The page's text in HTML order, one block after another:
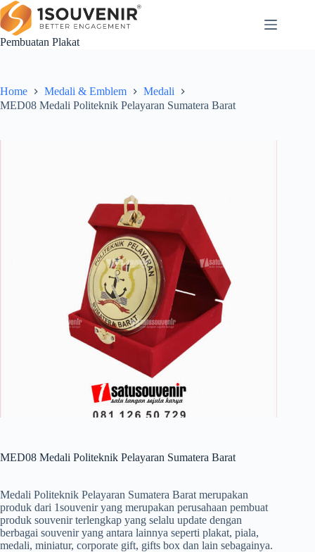
Skip
to
content
Pembuatan Plakat
Home Medali & Emblem
Medali
MED08 Medali Politeknik Pelayaran Sumatera Barat
MED08 Medali Politeknik Pelayaran Sumatera Barat
Medali Politeknik Pelayaran Sumatera Barat merupakan
produk dari 1souvenir yang merupakan perusahaan pembuat
produk souvenir terlengkap yang selalu update dengan
berbagai souvenir yang antara lainnya seperti plakat, piala,
medali, miniatur, corporate gift, gifts box dan lain sebagainya.